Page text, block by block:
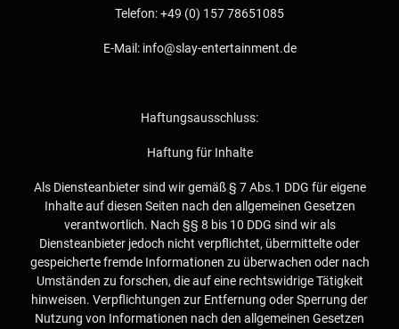
Telefon: +49 (0) 157 78651085
E-Mail: info@slay-entertainment.de
Haftungsausschluss:
Haftung für Inhalte
Als Diensteanbieter sind wir gemäß § 7 Abs.1 DDG für eigene
Inhalte auf diesen Seiten nach den allgemeinen Gesetzen
verantwortlich. Nach §§ 8 bis 10 DDG sind wir als
Diensteanbieter jedoch nicht verpflichtet, übermittelte oder
gespeicherte fremde Informationen zu überwachen oder nach
Umständen zu forschen, die auf eine rechtswidrige Tätigkeit
hinweisen. Verpflichtungen zur Entfernung oder Sperrung der
Nutzung von Informationen nach den allgemeinen Gesetzen